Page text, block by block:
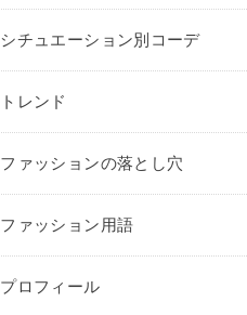
シチュエーション別コーデ
トレンド
ファッションの落とし穴
ファッション用語
プロフィール